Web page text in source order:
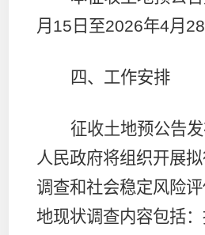
月 15 日至2026年4月 28
四、工作安排
征收土地预公告
人民政府将组织开展
调查和社会稳定风险
地现状调查内容包括